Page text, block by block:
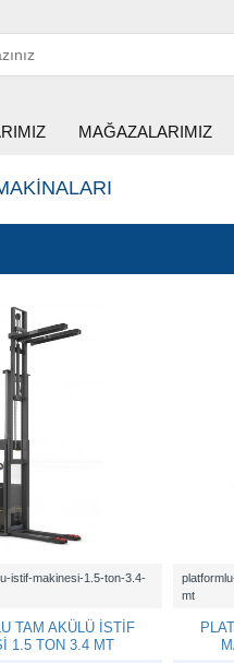
MAĞAZALARIMIZ
istif-makinesi-1.5-ton-3.4-
TAM AKÜLÜ İSTİF
1.5 TON 3.4 MT
mt